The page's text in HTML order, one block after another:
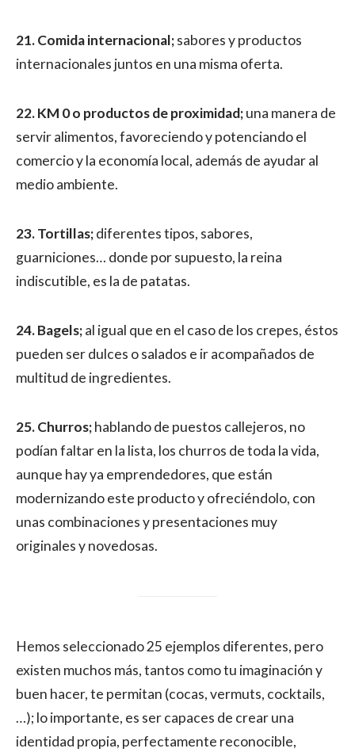
21. Comida internacional;sabores y productos
internacionales juntos en una misma oferta.
22. KM 0 o productos de proximidad;una manera de
servir alimentos, favoreciendo y potenciando el
comercio y la economía local, además de ayudar al
medio ambiente.
23. Tortillas;diferentes tipos, sabores,
guarniciones… donde por supuesto, la reina
indiscutible, es la de patatas.
24. Bagels;al igual que en el caso de los crepes, éstos
pueden ser dulces o salados e ir acompañados de
multitud de ingredientes.
25. Churros;hablando de puestos callejeros, no
podían faltar en la lista, los churros de toda la vida,
aunque hay ya emprendedores, que están
modernizando este producto y ofreciéndolo, con
unas combinaciones y presentaciones muy
originales y novedosas.
Hemos seleccionado 25 ejemplos diferentes, pero
existen muchos más, tantos como tu imaginación y
buen hacer, te permitan (cocas, vermuts, cocktails,
…); lo importante, es ser capaces de crear una
identidad propia, perfectamente reconocible,